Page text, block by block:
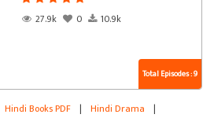
27.9k
0 10.9k
Total Episodes : 9
Hindi Books PDF | Hindi Drama |